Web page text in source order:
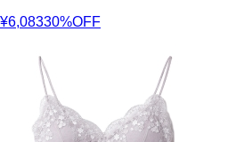
¥6,08330%OFF